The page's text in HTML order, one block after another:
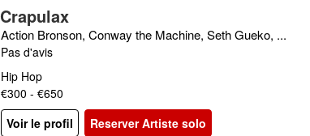
Crapulax
Action Bronson, Conway the Machine, Seth Gueko, ...
Pas d'avis
Hip Hop
€300 - €650
Voir le profil
Reserver Artiste solo